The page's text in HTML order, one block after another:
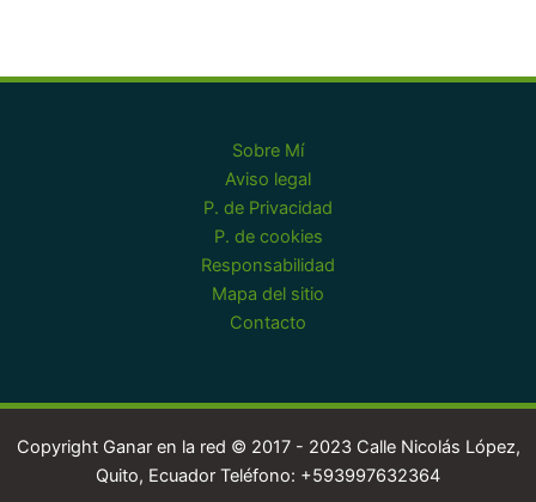
Sobre Mí
Aviso legal
P. de Privacidad
P. de cookies
Responsabilidad
Mapa del sitio
Contacto
Copyright Ganar en la red © 2017 - 2023 Calle Nicolás López,
Quito, Ecuador Teléfono: +593997632364